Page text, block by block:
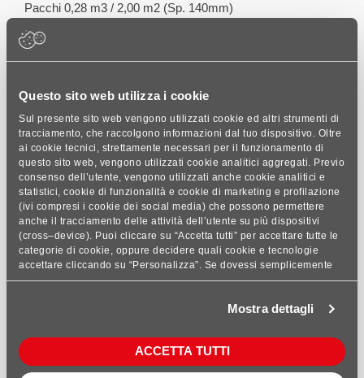
Questo sito web utilizza i cookie
Sul presente sito web vengono utilizzati cookie ed altri strumenti di
tracciamento, che raccolgono informazioni dal tuo dispositivo. Oltre
ai cookie tecnici, strettamente necessari per il funzionamento di
questo sito web, vengono utilizzati cookie analitici aggregati. Previo
consenso dell’utente, vengono utilizzati anche cookie analitici e
statistici, cookie di funzionalità e cookie di marketing e profilazione
(ivi compresi i cookie dei social media) che possono permettere
anche il tracciamento delle attività dell’utente su più dispositivi
(cross–device). Puoi cliccare su “Accetta tutti” per accettare tutte le
categorie di cookie, oppure decidere quali cookie e tecnologie
accettare cliccando su “Personalizza”. Se dovessi semplicemente
chiudere questo banner, rifiutare i cookie o continuare a navigare,
maggiori dettagli, consulta le nostre sezioni Privacy Policy e Cookie
Mostra dettagli
ACCETTA TUTTI
Pacchi 0,28 m3 / 2,00 m2 (Sp. 140mm)
Pacchi 0,24 m3 / 1,50 m2 (Sp. 160mm)
Documentazioneallegata
Scheda Tecnica